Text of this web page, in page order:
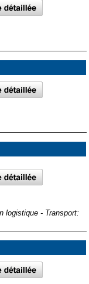
logistique - Transport: